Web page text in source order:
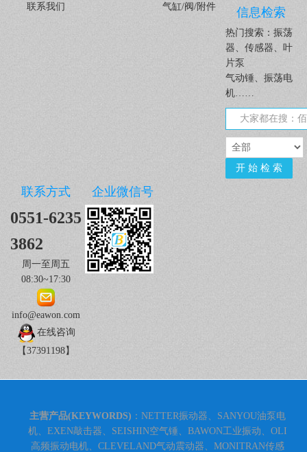
联系我们
气缸/阀/附件
信息检索
热门搜索：振荡
器、传感器、叶
片泵
气动锤、振荡电
机……
联系方式
0551-6235
3862
周一至周五
08:30~17:30
info@eawon.com
在线咨询
【37391198】
企业微信号
主营产品(KEYWORDS) ：NETTER振动器、SANYOU油泵电
机、EXEN敲击器、SEISHIN空气锤、BAWON工业振动、OLI
高频振动电机、CLEVELAND气动震动器、MONITRAN传感